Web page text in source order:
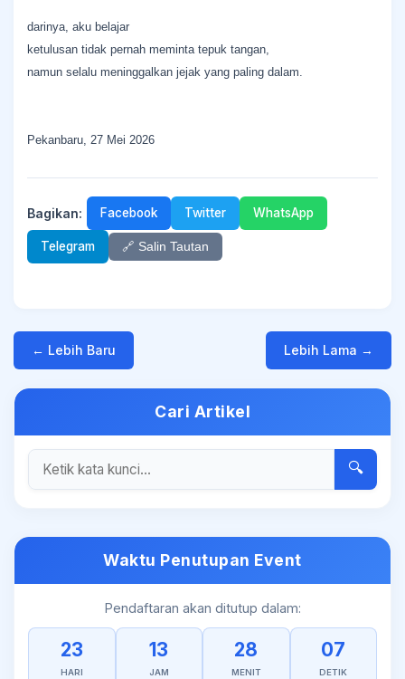
darinya, aku belajar
ketulusan tidak pernah meminta tepuk tangan,
namun selalu meninggalkan jejak yang paling dalam.
Pekanbaru, 27 Mei 2026
Bagikan: Facebook Twitter WhatsApp
Telegram 🔗 Salin Tautan
← Lebih Baru Lebih Lama →
Cari Artikel
🔍
Waktu Penutupan Event
Pendaftaran akan ditutup dalam:
23
HARI
13
JAM
28
MENIT
07
DETIK